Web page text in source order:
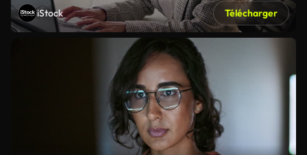
iStock Télécharger